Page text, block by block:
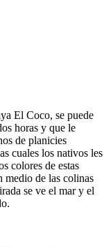
El Coco, se puede
horas y que le
de planicies
cuales los nativos les
colores de estas
medio de las colinas
se ve el mar y el